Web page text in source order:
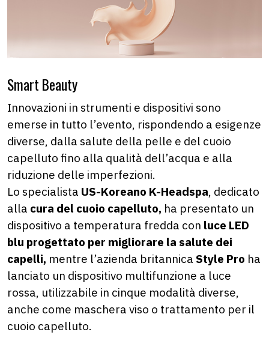
Smart Beauty
Innovazioni in strumenti e dispositivi sono
emerse in tutto l’evento, rispondendo a esigenze
diverse, dalla salute della pelle e del cuoio
capelluto fino alla qualità dell’acqua e alla
riduzione delle imperfezioni.
Lo specialista US-Koreano K-Headspa, dedicato
alla cura del cuoio capelluto, ha presentato un
dispositivo a temperatura fredda con luce LED
blu progettato per migliorare la salute dei
capelli, mentre l’azienda britannica Style Pro ha
lanciato un dispositivo multifunzione a luce
rossa, utilizzabile in cinque modalità diverse,
anche come maschera viso o trattamento per il
cuoio capelluto.